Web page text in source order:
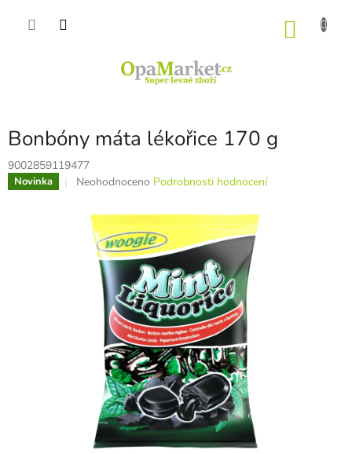
Bonbóny máta lékořice 170 g
9002859119477
Novinka
Průměrné
produktu
hvězdiček.
Neohodnoceno Podrobnosti hodnocení